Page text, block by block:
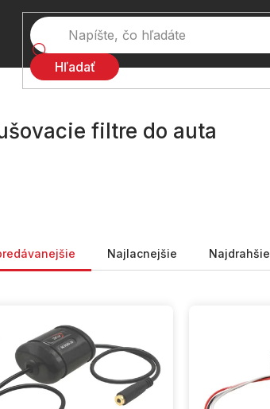
Hľadať
filtre do auta
Najlacnejšie Najdrahšie